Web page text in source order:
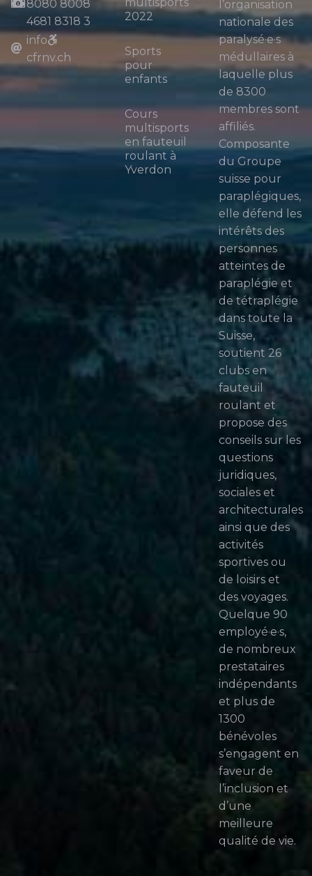
8080 8008
4681 8318 3
info
cfrnv.ch
2022
Sports
pour
enfants
Cours
multisports
en fauteuil
roulant à
Yverdon
l’organisation
nationale des
paralysé·e·s
médullaires à
laquelle plus
de 8300
membres sont
affiliés.
Composante
du Groupe
suisse pour
paraplégiques,
elle défend les
intérêts des
personnes
atteintes de
paraplégie et
de tétraplégie
dans toute la
Suisse,
soutient 26
clubs en
fauteuil
roulant et
propose des
conseils sur les
questions
juridiques,
sociales et
architecturales
ainsi que des
activités
sportives ou
de loisirs et
des voyages.
Quelque 90
employé·e·s,
de nombreux
prestataires
indépendants
et plus de
1300
bénévoles
s’engagent en
faveur de
l’inclusion et
d’une
meilleure
qualité de vie.